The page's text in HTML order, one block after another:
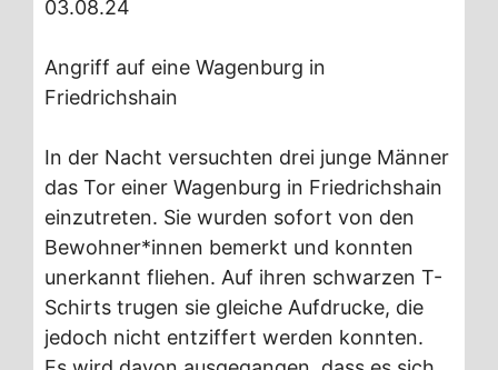
03.08.24
Angriff auf eine Wagenburg in
Friedrichshain
In der Nacht versuchten drei junge Männer
das Tor einer Wagenburg in Friedrichshain
einzutreten. Sie wurden sofort von den
Bewohner*innen bemerkt und konnten
unerkannt fliehen. Auf ihren schwarzen T-
Schirts trugen sie gleiche Aufdrucke, die
jedoch nicht entziffert werden konnten.